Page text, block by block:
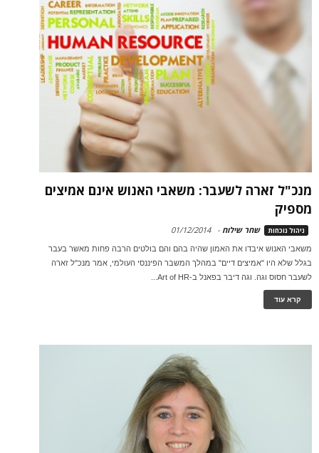
מנכ"ל זארה לשעבר: משאבי האנוש אינם אמיצים
מספיק
ניהול נוכחות שחר שילוח -
01/12/2014
משאבי האנוש איבדו את האמון שהיה בהם והם בולטים הרבה פחות מאשר בעבר
בגלל שלא היו "אמיצים דיים" במהלך המשבר הפיננסי העולמי, אמר מנכ"ל זארה
לשעבר חסוס וגה. וגה דיבר בפאנל ב-Art of HR...
קרא עוד